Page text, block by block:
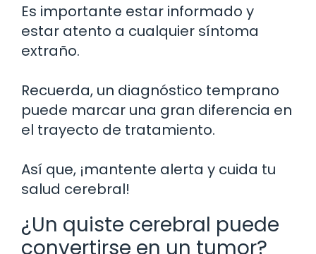
Es importante estar informado y
estar atento a cualquier síntoma
extraño.
Recuerda, un diagnóstico temprano
puede marcar una gran diferencia en
el trayecto de tratamiento.
Así que, ¡mantente alerta y cuida tu
salud cerebral!
¿Un quiste cerebral puede
convertirse en un tumor?